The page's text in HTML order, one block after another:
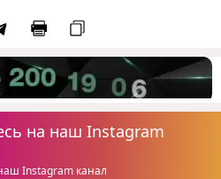
на наш Instagram
Instagram канал